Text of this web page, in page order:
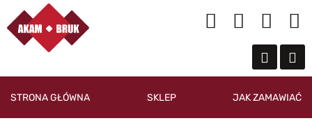
STRONA GŁÓWNA SKLEP JAK ZAMAWIAĆ